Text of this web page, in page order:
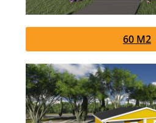
60 M2